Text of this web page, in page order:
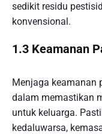
sedikit residu
konvensional.
1.3 Keamanan
Menjaga keamanan
dalam memastikan
untuk keluarga.
kedaluwarsa,